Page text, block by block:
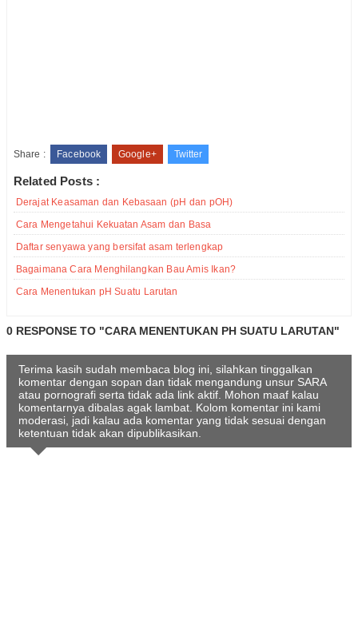
Share : Facebook Google+ Twitter
Related Posts :
Derajat Keasaman dan Kebasaan (pH dan pOH)
Cara Mengetahui Kekuatan Asam dan Basa
Daftar senyawa yang bersifat asam terlengkap
Bagaimana Cara Menghilangkan Bau Amis Ikan?
Cara Menentukan pH Suatu Larutan
0 RESPONSE TO "CARA MENENTUKAN PH SUATU LARUTAN"
Terima kasih sudah membaca blog ini, silahkan tinggalkan
komentar dengan sopan dan tidak mengandung unsur SARA
atau pornografi serta tidak ada link aktif. Mohon maaf kalau
komentarnya dibalas agak lambat. Kolom komentar ini kami
moderasi, jadi kalau ada komentar yang tidak sesuai dengan
ketentuan tidak akan dipublikasikan.